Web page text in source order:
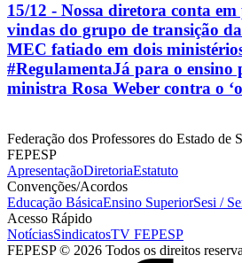
15/12 - Nossa diretora conta em
vindas do grupo de transição
MEC fatiado em dois
#RegulamentaJá para o ensino
ministra Rosa Weber contra o
Federação dos Professores do Estado de
FEPESP
ApresentaçãoDiretoriaEstatuto
Convenções/Acordos
Educação BásicaEnsino SuperiorSesi /
Acesso Rápido
NotíciasSindicatosTV FEPESP
FEPESP © 2026 Todos os direitos